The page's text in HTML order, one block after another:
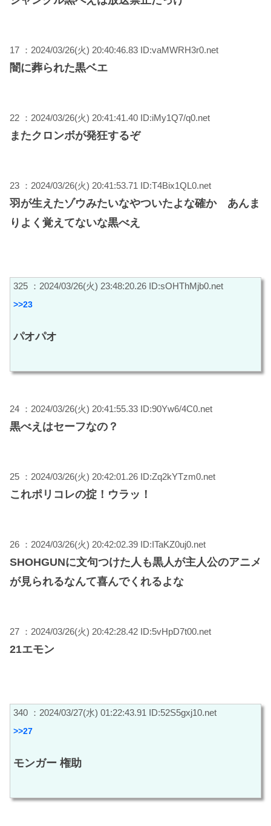
17 ：2024/03/26(火) 20:40:46.83 ID:vaMWRH3r0.net
闇に葬られた黒ベエ
22 ：2024/03/26(火) 20:41:41.40 ID:iMy1Q7/q0.net
またクロンボが発狂するぞ
23 ：2024/03/26(火) 20:41:53.71 ID:T4Bix1QL0.net
羽が生えたゾウみたいなやついたよな確か あんま
りよく覚えてないな黒べえ
325 ：2024/03/26(火) 23:48:20.26 ID:sOHThMjb0.net
>>23
パオパオ
24 ：2024/03/26(火) 20:41:55.33 ID:90Yw6/4C0.net
黒べえはセーフなの？
25 ：2024/03/26(火) 20:42:01.26 ID:Zq2kYTzm0.net
これポリコレの掟！ウラッ！
26 ：2024/03/26(火) 20:42:02.39 ID:ITaKZ0uj0.net
SHOHGUNに文句つけた人も黒人が主人公のアニメ
が見られるなんて喜んでくれるよな
27 ：2024/03/26(火) 20:42:28.42 ID:5vHpD7t00.net
21エモン
340 ：2024/03/27(水) 01:22:43.91 ID:52S5gxj10.net
>>27
モンガー 権助